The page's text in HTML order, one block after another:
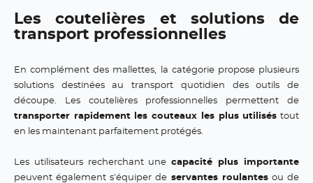
Les coutelières et solutions de
transport professionnelles
En complément des mallettes, la catégorie propose plusieurs
solutions destinées au transport quotidien des outils de
découpe. Les coutelières professionnelles permettent de
transporter rapidement les couteaux les plus utilisés tout
en les maintenant parfaitement protégés.
Les utilisateurs recherchant unecapacité plus importante
peuvent également s'équiper de servantes roulantesou de